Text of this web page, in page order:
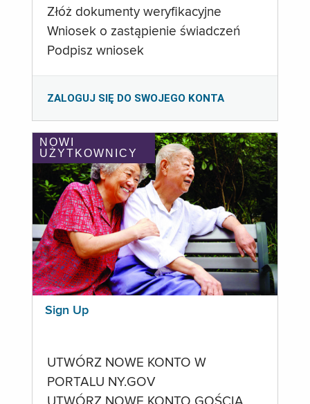
Złóż dokumenty weryfikacyjne
Wniosek o zastąpienie świadczeń
Podpisz wniosek
ZALOGUJ SIĘ DO SWOJEGO KONTA
NOWI
UŻYTKOWNICY
Sign Up
UTWÓRZ NOWE KONTO W
PORTALU NY.GOV